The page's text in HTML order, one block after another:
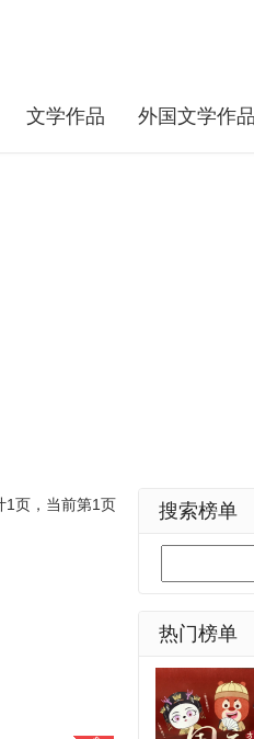
文学作品 外国文学作品
1页，当前第1页 搜索榜单
热门榜单